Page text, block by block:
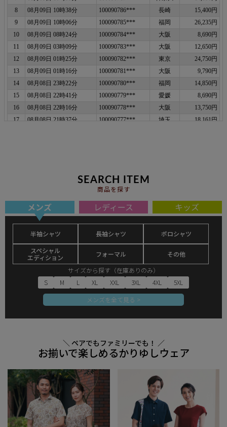
SEARCH ITEM
商品を探す
メンズ レディース キッズ
半袖シャツ 長袖シャツ
ポロシャツ
スペシャル
エディション
フォーマル
その他
サイズから探す（在庫ありのみ）
S
M L XL XXL 3XL 4XL
5XL
メンズを全て見る >
＼ ペアでもファミリーでも！ ／
お揃いで楽しめるかりゆしウェア